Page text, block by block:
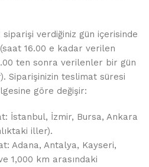
verdiğiniz gün içerisinde
16.00 e kadar verilen
ten sonra verilenler bir gün
Siparişinizin teslimat süresi
göre değişir:
İstanbul, İzmir, Bursa, Ankara
iller).
Adana, Antalya, Kayseri,
1,000 km arasındaki